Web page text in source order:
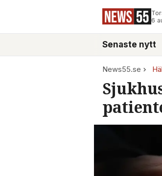
6
Senaste nytt
News55.se